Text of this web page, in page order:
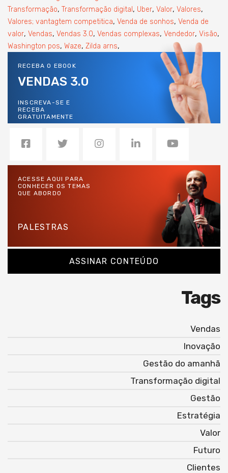
Transformação, Transformação digital , Uber, Valor, Valores,
Valores; vantagtem competitica, Venda de sonhos, Venda de
valor, Vendas, Vendas 3.0, Vendas complexas, Vendedor, Visão,
Washington pos, Waze, Zilda arns,
RECEBA O EBOOK
VENDAS 3.0
INSCREVA-SE E
RECEBA
GRATUITAMENTE
ACESSE AQUI PARA
CONHECER OS TEMAS
QUE ABORDO
PALESTRAS
ASSINAR CONTEÚDO
Tags
Vendas
Inovação
Gestão do amanhã
Transformação digital
Gestão
Estratégia
Valor
Futuro
Clientes